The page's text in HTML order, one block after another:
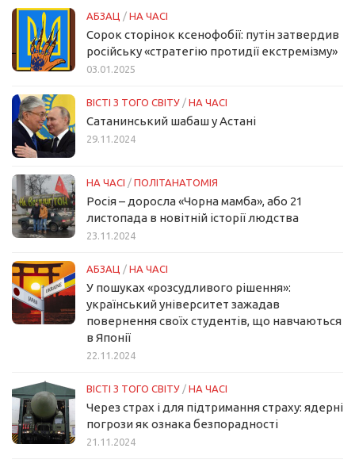
АБЗАЦ / НА ЧАСІ
Сорок сторінок ксенофобії: путін затвердив
російську «стратегію протидії екстремізму»
03.01.2025
ВІСТІ З ТОГО СВІТУ / НА ЧАСІ
Сатанинський шабаш у Астані
29.11.2024
НА ЧАСІ / ПОЛІТАНАТОМІЯ
Росія – доросла «Чорна мамба», або 21
листопада в новітній історії людства
23.11.2024
АБЗАЦ / НА ЧАСІ
У пошуках «розсудливого рішення»:
український університет зажадав
повернення своїх студентів, що навчаються
в Японії
22.11.2024
ВІСТІ З ТОГО СВІТУ / НА ЧАСІ
Через страх і для підтримання страху: ядерні
погрози як ознака безпорадності
21.11.2024